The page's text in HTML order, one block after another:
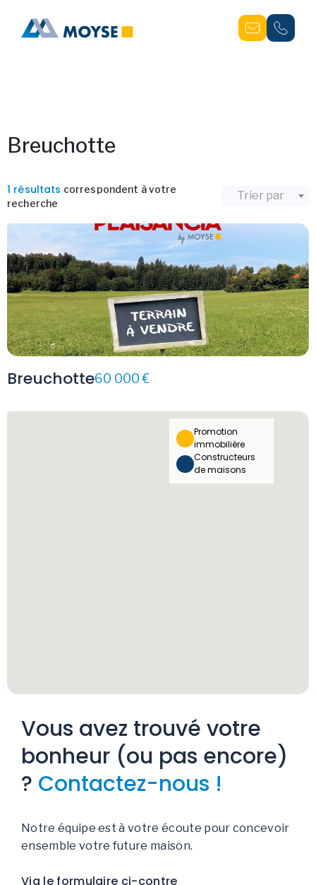
Promotion
immobilière
Constructeurs
de maisons
Breuchotte
1 résultats correspondent à votre
recherche
Trier par
Breuchotte60 000 €
Vous avez trouvé votre
bonheur (ou pas encore)
? Contactez-nous !
Notre équipe est à votre écoute pour concevoir
ensemble votre future maison.
Via le formulaire ci-contre